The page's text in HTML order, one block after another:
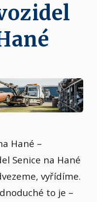
Hané –
Senice na Hané
vyřídíme.
to je –